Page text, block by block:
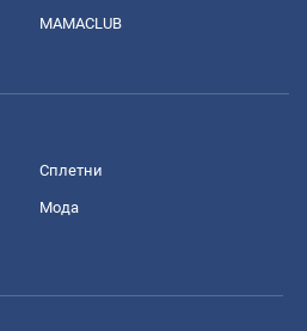
MAMACLUB
Сплетни
Мода